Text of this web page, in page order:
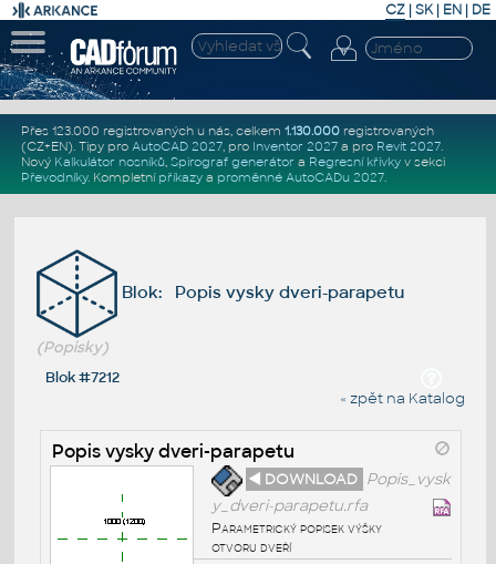
CZ | SK| EN | DE
Přes 123.000 registrovaných u nás, celkem 1.130.000registrovaných
(CZ+EN). Tipy pro AutoCAD 2027, pro Inventor 2027a pro Revit 2027.
Nový Kalkulátor nosníků, Spirograf generátor a Regresní křivkyv sekci
Převodníky. Kompletní příkazya proměnné AutoCADu 2027.
Blok: Popis vysky dveri-parapetu
(Popisky)
Blok #7212
« zpět na Katalog
Popis vysky dveri-parapetu
◄ DOWNLOAD Popis_vysk
y_dveri-parapetu.rfa
Parametrický popisek výšky
otvoru dveří